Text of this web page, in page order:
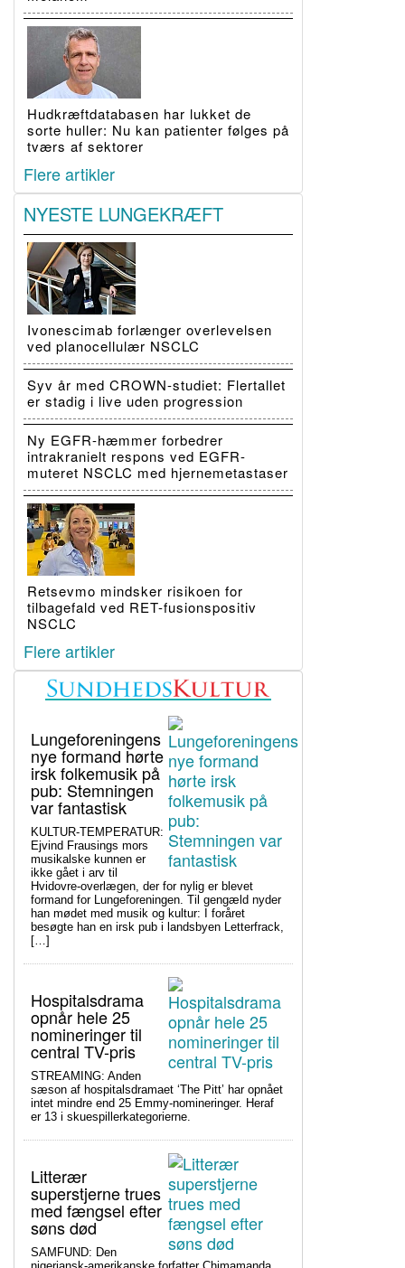
Hudkræftdatabasen har lukket de
sorte huller: Nu kan patienter følges på
tværs af sektorer
Flere artikler
NYESTE LUNGEKRÆFT
Ivonescimab forlænger overlevelsen
ved planocellulær NSCLC
Syv år med CROWN-studiet: Flertallet
er stadig i live uden progression
Ny EGFR-hæmmer forbedrer
intrakranielt respons ved EGFR-
muteret NSCLC med hjernemetastaser
Retsevmo mindsker risikoen for
tilbagefald ved RET-fusionspositiv
NSCLC
Flere artikler
Lungeforeningens
nye formand hørte
irsk folkemusik på
pub: Stemningen
var fantastisk
KULTUR-TEMPERATUR:
Ejvind Frausings mors
musikalske kunnen er
ikke gået i arv til
Hvidovre-overlægen, der for nylig er blevet
formand for Lungeforeningen. Til gengæld nyder
han mødet med musik og kultur: I foråret
besøgte han en irsk pub i landsbyen Letterfrack,
[…]
Hospitalsdrama
opnår hele 25
nomineringer til
central TV-pris
STREAMING: Anden
sæson af hospitalsdramaet ‘The Pitt’ har opnået
intet mindre end 25 Emmy-nomineringer. Heraf
er 13 i skuespillerkategorierne.
Litterær
superstjerne trues
med fængsel efter
søns død
SAMFUND: Den